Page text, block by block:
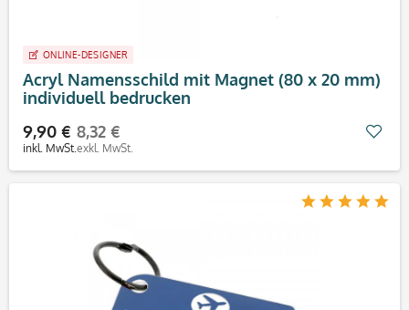
ONLINE-DESIGNER
Acryl Namensschild mit Magnet (80 x 20 mm)
individuell bedrucken
9,90 €
inkl. MwSt.
8,32 €
exkl. MwSt.